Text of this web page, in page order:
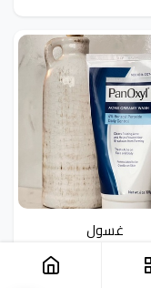
غسول